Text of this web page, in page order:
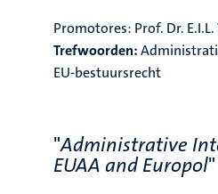
Promotores: Prof. Dr.
Trefwoorden:
EU-bestuursrecht
"Administrative
EUAA and Europol"